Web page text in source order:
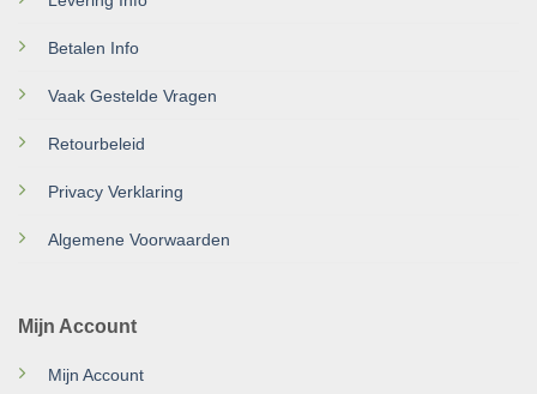
Betalen Info
Vaak Gestelde Vragen
Retourbeleid
Privacy Verklaring
Algemene Voorwaarden
Mijn Account
Mijn Account